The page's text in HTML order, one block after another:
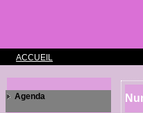
ACCUEIL
Agenda